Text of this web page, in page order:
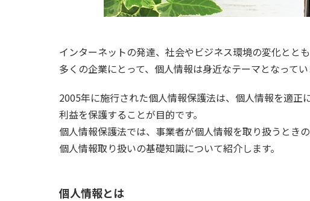
インターネットの発達、社会やビジネス環境の変化とと
多くの企業にとって、個人情報は身近なテーマとなってい
2005年に施行された個人情報保護法は、個人情報を適
利益を保護することが目的です。
個人情報保護法では、事業者が個人情報を取り扱うとき
個人情報取り扱いの基礎知識について紹介します。
個人情報とは